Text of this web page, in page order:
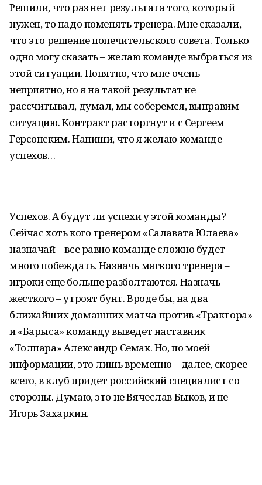
Решили, что раз нет результата того, который
нужен, то надо поменять тренера. Мне сказали,
что это решение попечительского совета. Только
одно могу сказать – желаю команде выбраться из
этой ситуации. Понятно, что мне очень
неприятно, но я на такой результат не
рассчитывал, думал, мы соберемся, выправим
ситуацию. Контракт расторгнут и с Сергеем
Герсонским. Напиши, что я желаю команде
успехов…
Успехов. А будут ли успехи у этой команды?
Сейчас хоть кого тренером «Салавата Юлаева»
назначай – все равно команде сложно будет
много побеждать. Назначь мягкого тренера –
игроки еще больше разболтаются. Назначь
жесткого – утроят бунт. Вроде бы, на два
ближайших домашних матча против «Трактора»
и «Барыса» команду выведет наставник
«Толпара» Александр Семак. Но, по моей
информации, это лишь временно – далее, скорее
всего, в клуб придет российский специалист со
стороны. Думаю, это не Вячеслав Быков, и не
Игорь Захаркин.